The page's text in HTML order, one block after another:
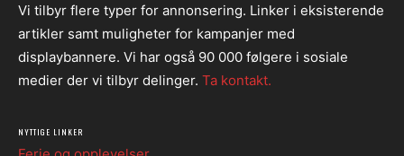
Vi tilbyr flere typer for annonsering. Linker i eksisterende
artikler samt muligheter for kampanjer med
displaybannere. Vi har også 90 000 følgere i sosiale
medier der vi tilbyr delinger. Ta kontakt.
NYTTIGE LINKER